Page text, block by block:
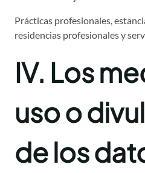
Prácticas profesionales,
residencias profesionales y
IV. Los
uso o
de los